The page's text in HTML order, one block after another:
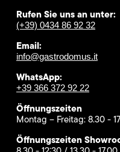
Rufen Sie uns an unter:
(+39) 0434 86 92 32
Email:
info@gastrodomus.it
WhatsApp:
+39 366 372 92 22
Öffnungszeiten
Montag – Freitag: 8.30 -
Öffnungszeiten